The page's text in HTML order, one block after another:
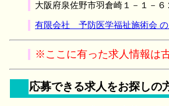
大阪府泉佐野市羽倉崎１－１－６
有限会社 予防医学福祉施術会 の
※ここに有った求人情報は
応募できる求人をお探しの